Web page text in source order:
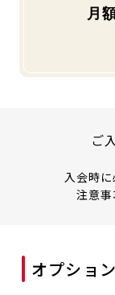
入
す。
ご
入会時
注意
オプショ